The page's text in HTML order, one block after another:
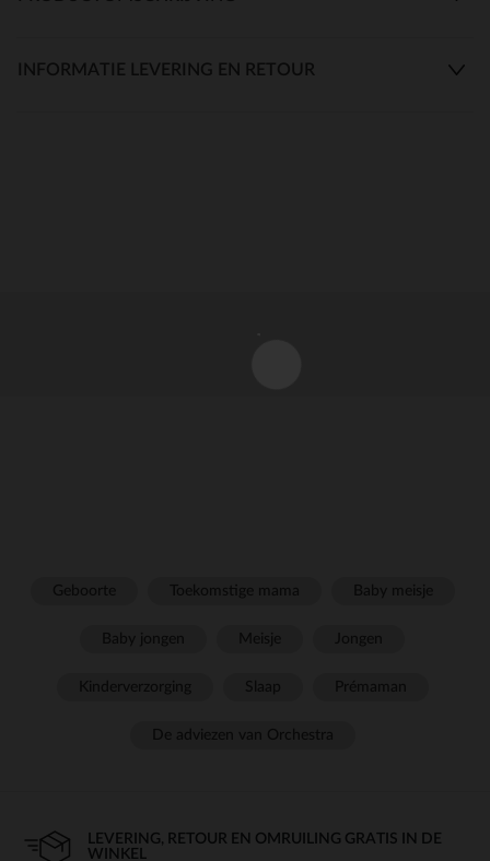
INFORMATIE LEVERING EN RETOUR
LEVERING, RETOUR EN OMRUILING GRATIS IN DE
WINKEL